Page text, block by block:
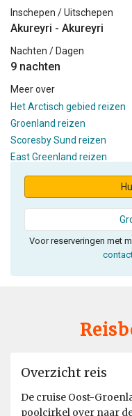
Inschepen / Uitschepen
Akureyri - Akureyri
Nachten / Dagen
9 nachten
Meer over
Het Arctisch gebied reizen
Groenland reizen
Scoresby Sund reizen
East Greenland reizen
Voor reserveringen met
Overzicht reis
De cruise Oost-
poolcirkel over naar